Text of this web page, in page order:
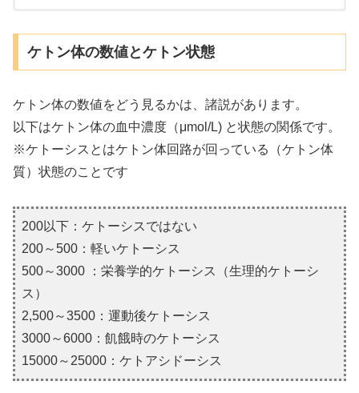
ケトン体の数値とケトン状態
ケトン体の数値をどう見るかは、諸説があります。
以下はケトン体の血中濃度（μmol/L) と状態の関係です。
※ケトーシスとはケトン体回路が回っている（ケトン体
質）状態のことです
200以下：ケトーシスではない
200～500：軽いケトーシス
500～3000 ：栄養学的ケトーシス（生理的ケトーシ
ス）
2,500～3500：運動後ケトーシス
3000～6000：飢餓時のケトーシス
15000～25000：ケトアシドーシス